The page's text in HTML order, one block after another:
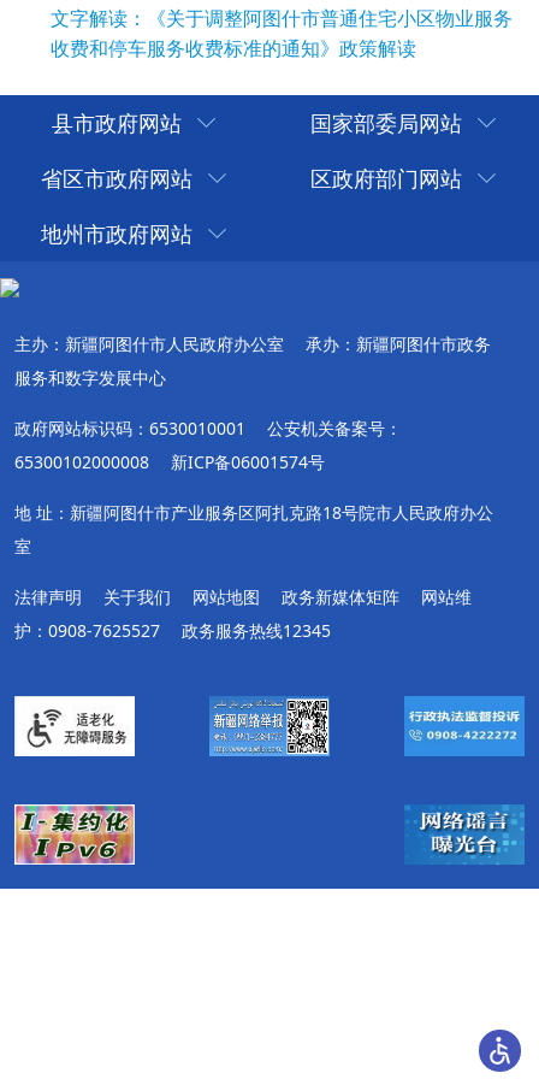
文字解读：《关于调整阿图什市普通住宅小区物业服务
收费和停车服务收费标准的通知》政策解读
县市政府网站
国家部委局网站
省区市政府网站
区政府部门网站
地州市政府网站
主办：新疆阿图什市人民政府办公室
承办：新疆阿图什市政务
服务和数字发展中心
政府网站标识码：6530010001
公安机关备案号：
65300102000008
新ICP备06001574号
地 址：新疆阿图什市产业服务区阿扎克路18号院市人民政府办公
室
法律声明 关于我们 网站地图 政务新媒体矩阵
网站维
护：0908-7625527
政务服务热线12345